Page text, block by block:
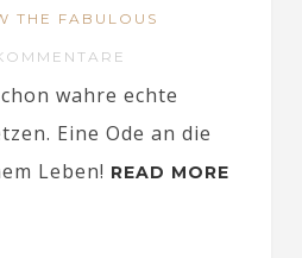
THE FABULOUS
wahre echte
Eine Ode an die
Leben! READ MORE